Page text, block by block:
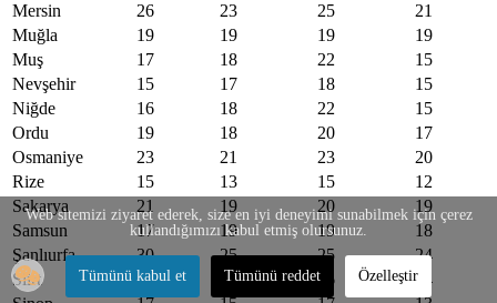
Mersin
26 23 25
21
Muğla
19 19 19
19
Muş
17 18 22
15
Nevşehir
15 17 18
15
Niğde
16 18 22
15
Ordu
19 18 20
17
Osmaniye
23 21 23
20
Rize
15 13 15
12
Sakarya
21 19 20
19
Samsun
17 19 19
18
Şanlıurfa
30 25 25
24
Siirt
20 18 26
14
Web sitemizi ziyaret ederek, size en iyi deneyimi sunabilmek için çerez
kullandığımızı kabul etmiş olursunuz.
Tümünü kabul et Tümünü reddet Özelleştir